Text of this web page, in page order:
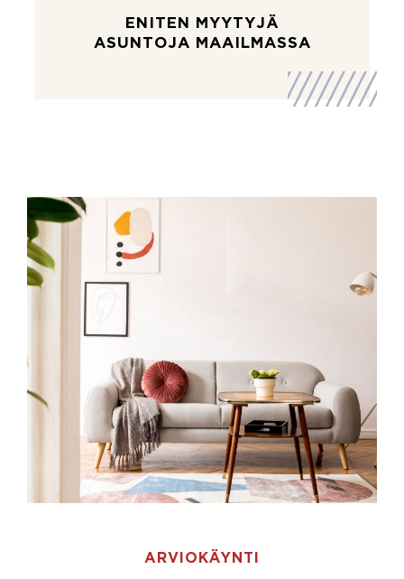
ENITEN MYYTYJÄ
ASUNTOJA MAAILMASSA
ARVIOKÄYNTI